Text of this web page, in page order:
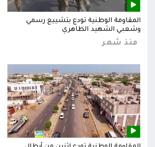
المقاومة الوطنية تودع بتشييع رسمي
وشعبي الشهيد الظاهري
منذ شهر